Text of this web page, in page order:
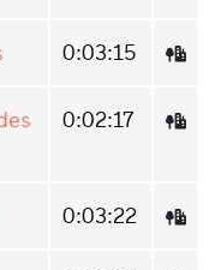
0:03:15
0:02:17
0:03:22